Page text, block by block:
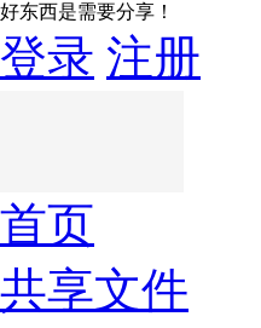
好东西是需要分享！
登录 注册
首页
共享文件